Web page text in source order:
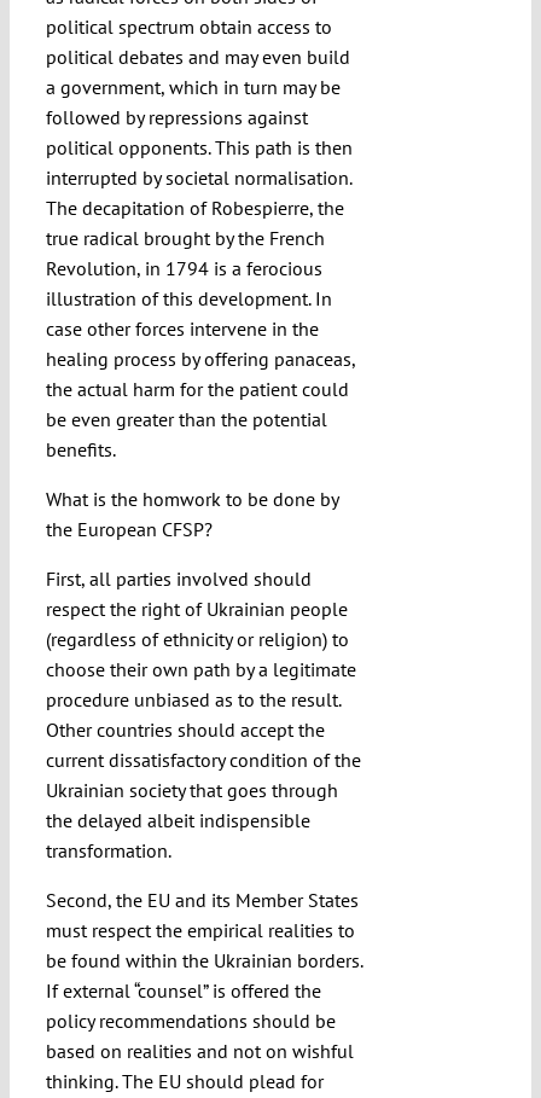
political spectrum obtain access to
political debates and may even build
a government, which in turn may be
followed by repressions against
political opponents. This path is then
interrupted by societal normalisation.
The decapitation of Robespierre, the
true radical brought by the French
Revolution, in 1794 is a ferocious
illustration of this development. In
case other forces intervene in the
healing process by offering panaceas,
the actual harm for the patient could
be even greater than the potential
benefits.
What is the homwork to be done by
the European CFSP?
First, all parties involved should
respect the right of Ukrainian people
(regardless of ethnicity or religion) to
choose their own path by a legitimate
procedure unbiased as to the result.
Other countries should accept the
current dissatisfactory condition of the
Ukrainian society that goes through
the delayed albeit indispensible
transformation.
Second, the EU and its Member States
must respect the empirical realities to
be found within the Ukrainian borders.
If external “counsel” is offered the
policy recommendations should be
based on realities and not on wishful
thinking. The EU should plead for